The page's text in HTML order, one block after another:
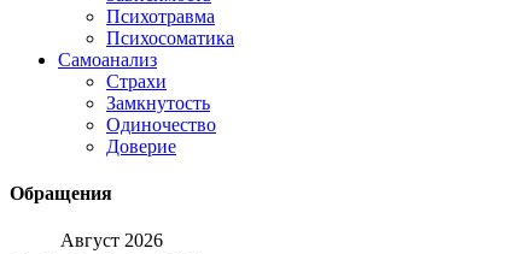
Психотравма
Психосоматика
Самоанализ
Страхи
Замкнутость
Одиночество
Доверие
Обращения
Август 2026